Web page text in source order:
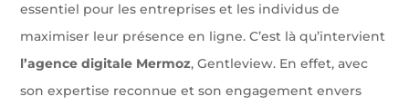
essentiel pour les entreprises et les individus de
maximiser leur présence en ligne. C’est là qu’intervient
l’agence digitale Mermoz, Gentleview. En effet, avec
son expertise reconnue et son engagement envers